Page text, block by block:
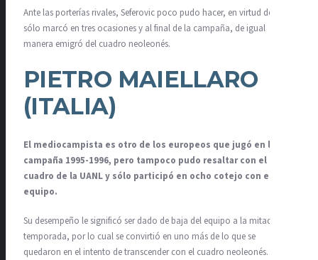
Ante las porterías rivales, Seferovic poco pudo hacer, en virtud de que
sólo marcó en tres ocasiones y al final de la campaña, de igual
manera emigró del cuadro neoleonés.
PIETRO MAIELLARO
(ITALIA)
El mediocampista es otro de los europeos que jugó en la
campaña 1995-1996, pero tampoco pudo resaltar con el
cuadro de la UANL y sólo participó en ocho cotejo con el
equipo.
Su desempeño le significó ser dado de baja del equipo a la mitad de la
temporada, por lo cual se convirtió en uno más de lo que se
quedaron en el intento de transcender con el cuadro neoleonés.